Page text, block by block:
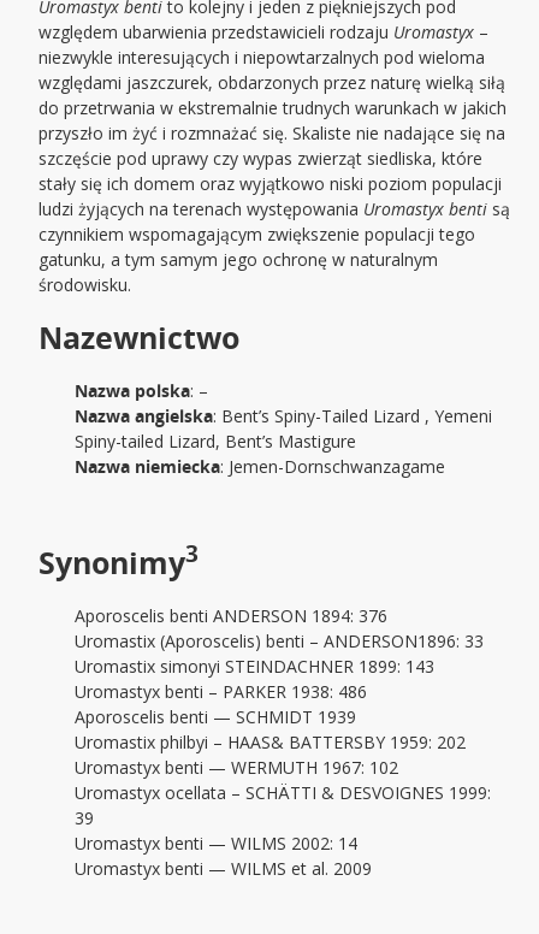
Uromastyx bentito kolejny i jeden z piękniejszych pod
względem ubarwienia przedstawicieli rodzaju Uromastyx –
niezwykle interesujących i niepowtarzalnych pod wieloma
względami jaszczurek, obdarzonych przez naturę wielką siłą
do przetrwania w ekstremalnie trudnych warunkach w jakich
przyszło im żyć i rozmnażać się. Skaliste nie nadające się na
szczęście pod uprawy czy wypas zwierząt siedliska, które
stały się ich domem oraz wyjątkowo niski poziom populacji
ludzi żyjących na terenach występowania Uromastyx benti są
czynnikiem wspomagającym zwiększenie populacji tego
gatunku, a tym samym jego ochronę w naturalnym
środowisku.
Nazewnictwo
Nazwa polska: –
Nazwa angielska: Bent’s Spiny-Tailed Lizard , Yemeni
Spiny-tailed Lizard, Bent’s Mastigure
Nazwa niemiecka: Jemen-Dornschwanzagame
Synonimy3
Aporoscelis benti ANDERSON 1894: 376
Uromastix (Aporoscelis) benti – ANDERSON1896: 33
Uromastix simonyi STEINDACHNER 1899: 143
Uromastyx benti – PARKER 1938: 486
Aporoscelis benti — SCHMIDT 1939
Uromastix philbyi – HAAS& BATTERSBY 1959: 202
Uromastyx benti — WERMUTH 1967: 102
Uromastyx ocellata – SCHÄTTI & DESVOIGNES 1999:
39
Uromastyx benti — WILMS 2002: 14
Uromastyx benti — WILMS et al. 2009